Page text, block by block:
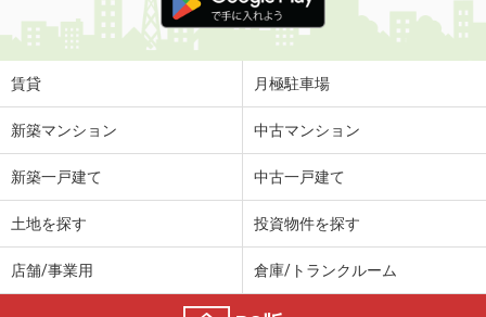
賃貸 月極駐車場
新築マンション 中古マンション
新築一戸建て 中古一戸建て
土地を探す 投資物件を探す
店舗/事業用 倉庫/トランクルーム